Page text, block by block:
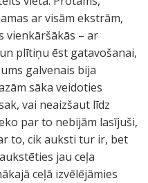
ar visām ekstrām,
vienkāršākās – ar
plītiņu ēst gatavošanai,
galvenais bija
sāka veidoties
vai neaizšaut līdz
par to nebijām lasījuši,
to, cik auksti tur ir, bet
jau ceļa
ceļā izvēlējāmies